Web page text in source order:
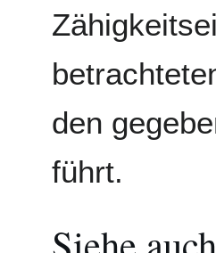
den
führt.